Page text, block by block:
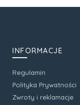
INFORMACJE
Regulamin
Polityka Prywatności
Zwroty i reklamacje